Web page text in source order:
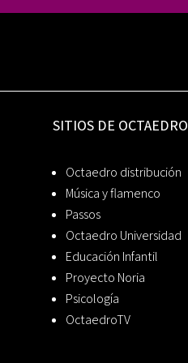
SITIOS DE OCTAEDRO
Octaedro distribución
Música y flamenco
Passos
Octaedro Universidad
Educación Infantil
Proyecto Noria
Psicología
OctaedroTV